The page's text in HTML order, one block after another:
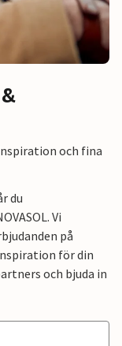
och fina
du
Vi
på
för din
och bjuda in